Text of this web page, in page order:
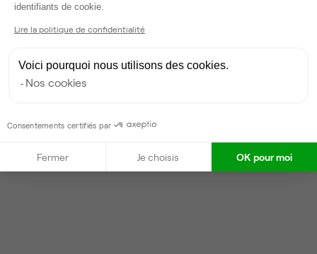
identifiants de cookie.
Lire la politique de confidentialité
Voici pourquoi nous utilisons des cookies.
Nos cookies
Consentements certifiés par
Fermer Je choisis OK pour moi